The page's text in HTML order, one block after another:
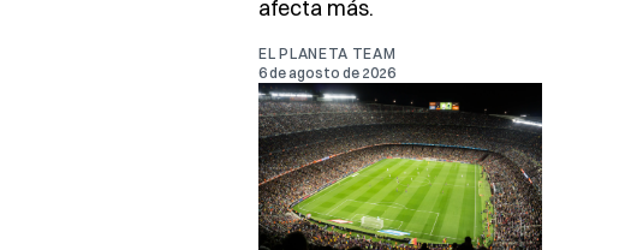
afecta más.
EL PLANETA TEAM
6 de agosto de 2026